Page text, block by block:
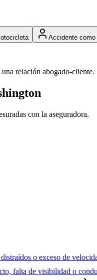
Accidente como
relación abogado-cliente.
con la aseguradora.
o exceso de
falta de visibilidad o